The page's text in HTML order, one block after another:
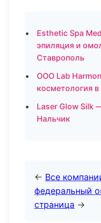
Esthetic Spa
эпиляция и
Ставрополь
ООО Lab
косметология
Laser Glow Silk
Нальчик
← Все
федеральный
страница →